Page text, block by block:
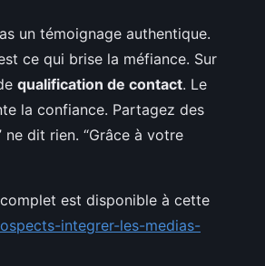
un témoignage authentique.
ce qui brise la méfiance. Sur
qualification de contact. Le
la confiance. Partagez des
dit rien. “Grâce à votre
est disponible à cette
integrer-les-medias-